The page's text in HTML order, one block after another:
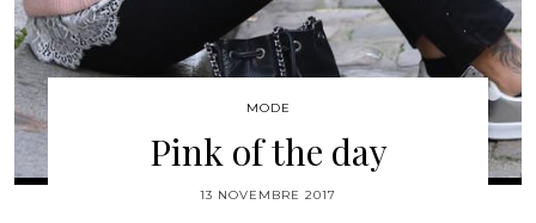
MODE
Pink of the day
13 NOVEMBRE 2017